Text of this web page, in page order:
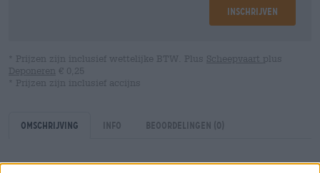
Inschrijven
* Prijzen zijn inclusief wettelijke BTW. Plus Scheepvaart plus
Deponeren € 0,25
* Prijzen zijn inclusief accijns
Omschrijving Info Beoordelingen (0)